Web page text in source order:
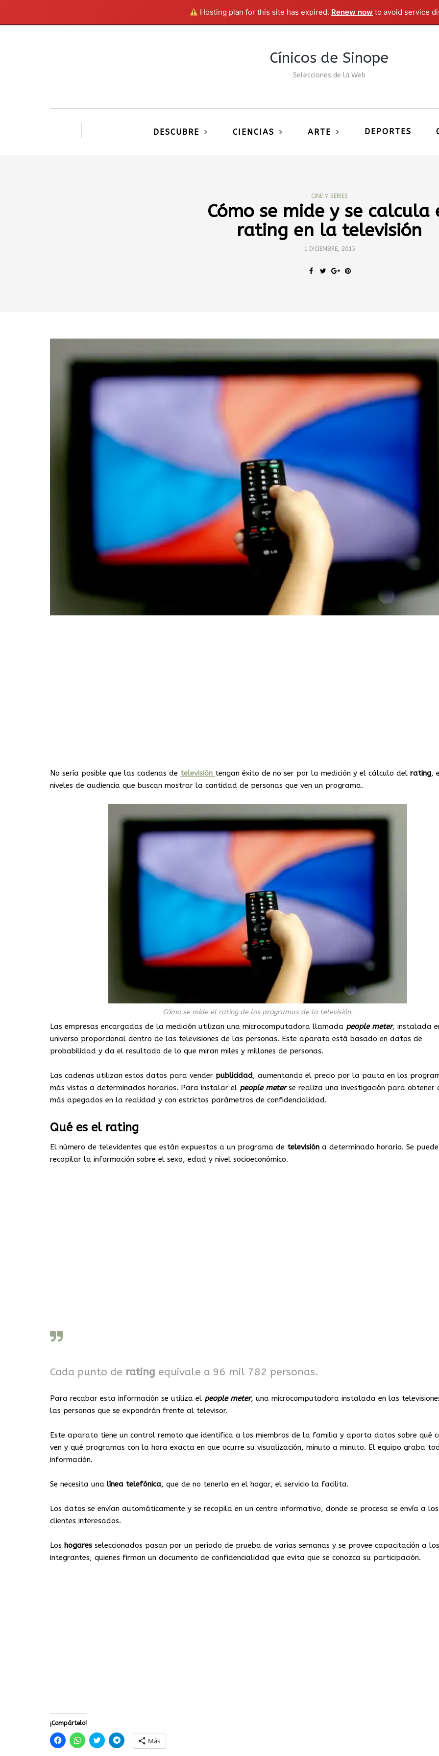
Hosting plan for this site has expired. Renew now to avoid service
Cínicos de Sinope
Selecciones de la Web
DESCUBRE CIENCIAS ARTE DEPORTES
CINE Y SERIES
Cómo se mide y se calcula
rating en la televisión
1 DICIEMBRE, 2015
No sería posible que las cadenas de televisión tengan éxito de no ser por la medición y el cálculo del rating,
niveles de audiencia que buscan mostrar la cantidad de personas que ven un programa.
Cómo se mide el rating de los programas de la televisión.
Las empresas encargadas de la medición utilizan una microcomputadora llamada people meter, instalada
universo proporcional dentro de las televisiones de las personas. Este aparato está basado en datos de
probabilidad y da el resultado de lo que miran miles y millones de personas.
Las cadenas utilizan estos datos para vender publicidad, aumentando el precio por la pauta en los
más vistos a determinados horarios. Para instalar el people meterse realiza una investigación para obtener
más apegados en la realidad y con estrictos parámetros de confidencialidad.
Qué es el rating
El número de televidentes que están expuestos a un programa de televisión a determinado horario. Se puede
recopilar la información sobre el sexo, edad y nivel socioeconómico.
Cada punto de rating equivale a 96 mil 782 personas.
Para recabar esta información se utiliza el people meter, una microcomputadora instalada en las
las personas que se expondrán frente al televisor.
Este aparato tiene un control remoto que identifica a los miembros de la familia y aporta datos sobre qué
ven y qué programas con la hora exacta en que ocurre su visualización, minuto a minuto. El equipo graba
información.
Se necesita una línea telefónica, que de no tenerla en el hogar, el servicio la facilita.
Los datos se envían automáticamente y se recopila en un centro informativo, donde se procesa se envía a los
clientes interesados.
Los hogares seleccionados pasan por un período de prueba de varias semanas y se provee capacitación a los
integrantes, quienes firman un documento de confidencialidad que evita que se conozca su participación.
¡Compártelo!
Haz
clic
Haz
clic
Haz
clic
Haz
clic Más